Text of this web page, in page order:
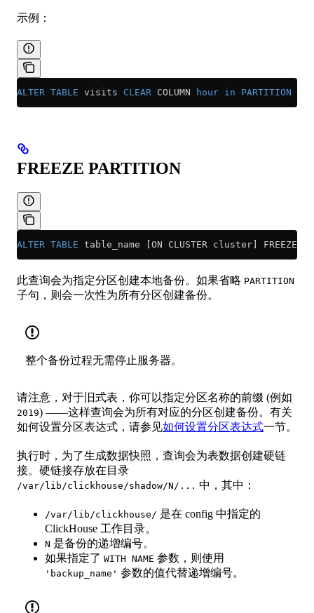
示例：
ALTER TABLE visits CLEAR COLUMN hour in PARTITION
FREEZE PARTITION
ALTER TABLE table_name [ON CLUSTER cluster] FREEZE
此查询会为指定分区创建本地备份。如果省略 PARTITION
子句，则会一次性为所有分区创建备份。
整个备份过程无需停止服务器。
请注意，对于旧式表，你可以指定分区名称的前缀 (例如
2019) ——这样查询会为所有对应的分区创建备份。有关
如何设置分区表达式，请参见如何设置分区表达式一节。
执行时，为了生成数据快照，查询会为表数据创建硬链
接。硬链接存放在目录
/var/lib/clickhouse/shadow/N/... 中，其中：
/var/lib/clickhouse/ 是在 config 中指定的
ClickHouse 工作目录。
N 是备份的递增编号。
如果指定了 WITH NAME 参数，则使用
'backup_name' 参数的值代替递增编号。